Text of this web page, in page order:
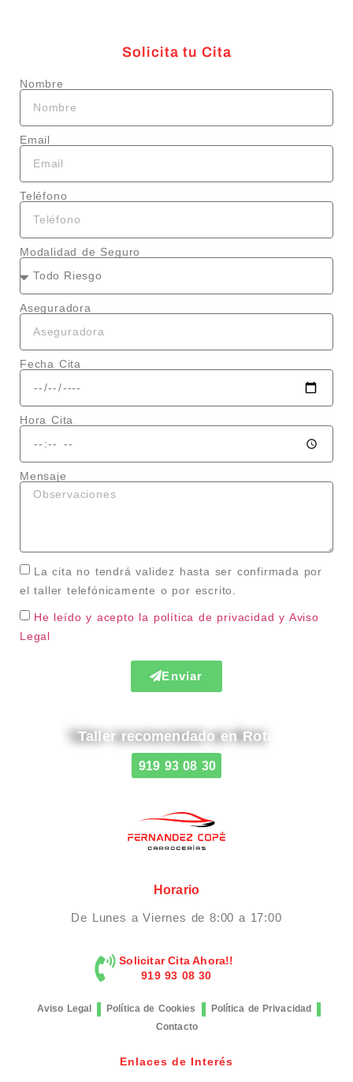
Solicita tu Cita
Nombre
Email
Teléfono
Modalidad de Seguro
Aseguradora
Fecha Cita
Hora Cita
Mensaje
La cita no tendrá validez hasta ser confirmada por
el taller telefónicamente o por escrito.
He leído y acepto la política de privacidad y Aviso
Legal
Enviar
Taller recomendado en Rota
919 93 08 30
Horario
De Lunes a Viernes de 8:00 a 17:00
Solicitar Cita Ahora!!
919 93 08 30
Aviso Legal Política de Cookies
Política de Privacidad
Contacto
Enlaces de Interés